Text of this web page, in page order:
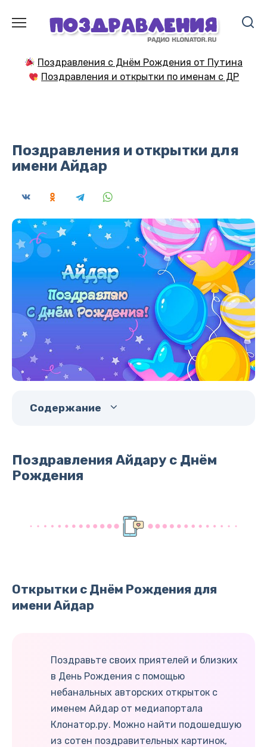
содержанию
Поздравления с Днём Рождения от Путина
Поздравления и открытки по именам с ДР
Поздравления и открытки для
имени Айдар
Содержание
Поздравления Айдару с Днём
Рождения
Открытки с Днём Рождения для
имени Айдар
Поздравьте своих приятелей и близких
в День Рождения с помощью
небанальных авторских открыток с
именем Айдар от медиапортала
Клонатор.ру. Можно найти подошедшую
из сотен поздравительных картинок,